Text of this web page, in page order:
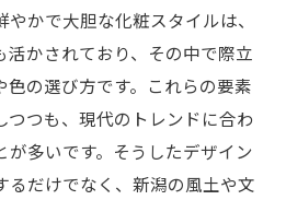
かで大胆な化粧スタイルは、
活かされており、その中で際立
色の選び方です。これらの要素
つつも、現代のトレンドに合わ
多いです。そうしたデザイン
るだけでなく、新潟の風土や文